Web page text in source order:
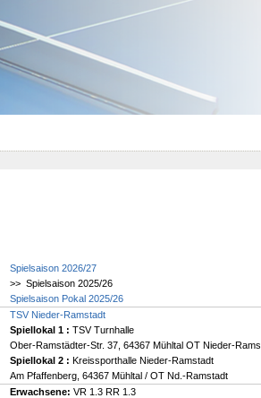
Spielsaison 2026/27
>> Spielsaison 2025/26
Spielsaison Pokal 2025/26
TSV Nieder-Ramstadt
Spiellokal 1 : TSV Turnhalle
Ober-Ramstädter-Str. 37, 64367 Mühltal OT Nieder-
Spiellokal 2 : Kreissporthalle Nieder-Ramstadt
Am Pfaffenberg, 64367 Mühltal / OT Nd.-Ramstadt
Erwachsene: VR 1.3 RR 1.3